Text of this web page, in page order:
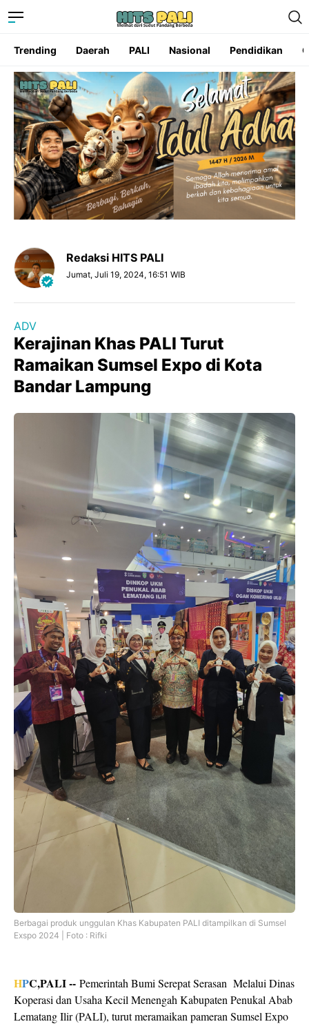
Trending Daerah PALI Nasional Pendidikan
Redaksi HITS PALI
Jumat, Juli 19, 2024, 16:51 WIB
ADV
Kerajinan Khas PALI Turut
Ramaikan Sumsel Expo di Kota
Bandar Lampung
Berbagai produk unggulan Khas Kabupaten PALI ditampilkan di Sumsel
Exspo 2024 | Foto : Rifki
HPC,PALI -- Pemerintah Bumi Serepat Serasan Melalui Dinas
Koperasi dan Usaha Kecil Menengah Kabupaten Penukal Abab
Lematang Ilir (PALI), turut meramaikan pameran Sumsel Expo